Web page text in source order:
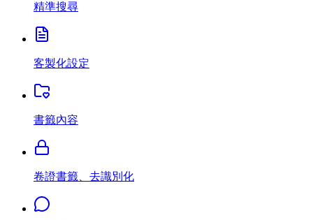
精準搜尋
客製化設定
書籤內容
卷證書籤、去識別化